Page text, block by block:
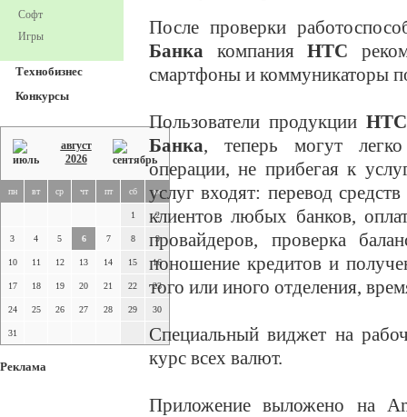
Софт
Игры
Технобизнес
Конкурсы
август
2026
пн вт ср чт пт сб вс
1 2
3 4 5 6 7 8 9
10 11 12 13 14 15 16
17 18 19 20 21 22 23
24 25 26 27 28 29 30
31
Реклама
После проверки
Банка компанияHTC
смартфоны и коммуникаторы
Пользователи продукции HTC
Банка, теперь могут
операции, не прибегая к
услуг входят: перевод
клиентов любых банков,
провайдеров, проверка
поношение кредитов и
того или иного отделения,
Специальный виджет на
курс всех валют.
Приложение выложено на